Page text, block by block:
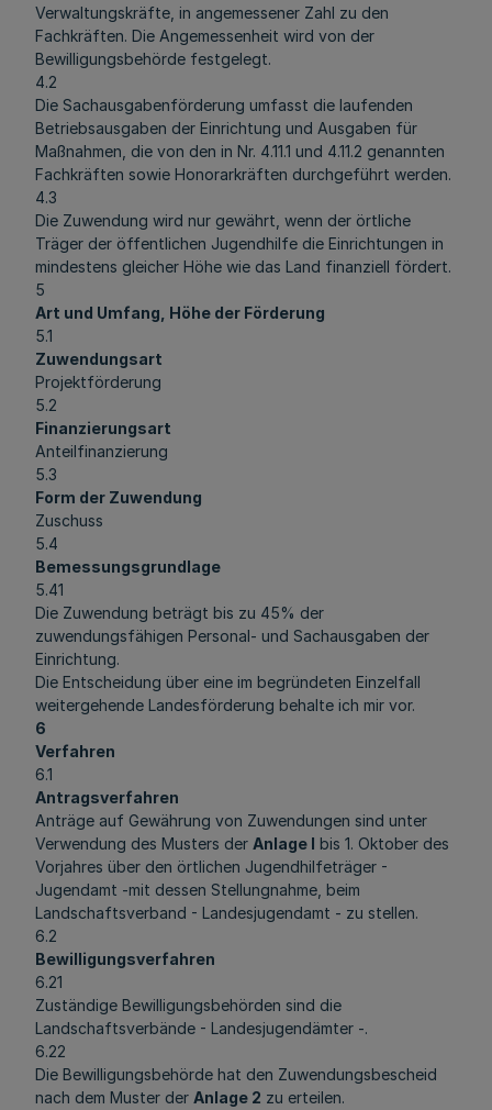
Verwaltungskräfte, in angemessener Zahl zu den
Fachkräften. Die Angemessenheit wird von der
Bewilligungsbehörde festgelegt.
4.2
Die Sachausgabenförderung umfasst die laufenden
Betriebsausgaben der Einrichtung und Ausgaben für
Maßnahmen, die von den in Nr. 4.11.1 und 4.11.2 genannten
Fachkräften sowie Honorarkräften durchgeführt werden.
4.3
Die Zuwendung wird nur gewährt, wenn der örtliche
Träger der öffentlichen Jugendhilfe die Einrichtungen in
mindestens gleicher Höhe wie das Land finanziell fördert.
5
Art und Umfang, Höhe der Förderung
5.1
Zuwendungsart
Projektförderung
5.2
Finanzierungsart
Anteilfinanzierung
5.3
Form der Zuwendung
Zuschuss
5.4
Bemessungsgrundlage
5.41
Die Zuwendung beträgt bis zu 45% der
zuwendungsfähigen Personal- und Sachausgaben der
Einrichtung.
Die Entscheidung über eine im begründeten Einzelfall
weitergehende Landesförderung behalte ich mir vor.
6
Verfahren
6.1
Antragsverfahren
Anträge auf Gewährung von Zuwendungen sind unter
Verwendung des Musters der Anlage l bis 1. Oktober des
Vorjahres über den örtlichen Jugendhilfeträger -
Jugendamt -mit dessen Stellungnahme, beim
Landschaftsverband - Landesjugendamt - zu stellen.
6.2
Bewilligungsverfahren
6.21
Zuständige Bewilligungsbehörden sind die
Landschaftsverbände - Landesjugendämter -.
6.22
Die Bewilligungsbehörde hat den Zuwendungsbescheid
nach dem Muster der Anlage 2 zu erteilen.